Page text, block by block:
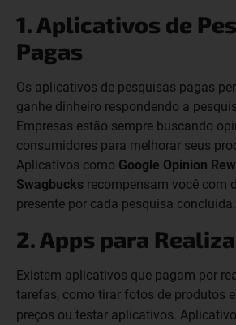
1. Aplicativos de
Pagas
Os aplicativos de pesquisas pagas
ganhe dinheiro respondendo a
Empresas estão sempre buscando
consumidores para melhorar seus
Aplicativos como Google Opinion
Swagbucks recompensam você com
presente por cada pesquisa concluída.
2. Apps para
Existem aplicativos que pagam por
tarefas, como tirar fotos de produtos
preços ou testar aplicativos.